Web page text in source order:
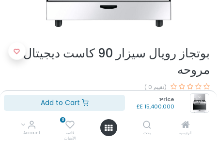
Price:
15,400.000
الرئيسية بحث
0
قائمة
الأمنيات
Account
بوتجاز رويال سيزار 90 كاست ديجيتال
مروحه
(تقييم 0 )
الموديل: رويال كاست
اللون: ستانلس
المقاس: 90 سم
عدد الشعلات: 5 شعله
بلد المنشأ: مصر